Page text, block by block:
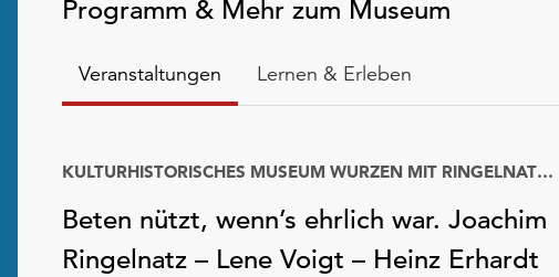
Programm & Mehr zum Museum
Veranstaltungen Lernen & Erleben
Beten nützt, wenn’s ehrlich war. Joachim
Ringelnatz – Lene Voigt – Heinz Erhardt
KULTURHISTORISCHES MUSEUM WURZEN MIT RINGELNATZ-SAMMLUNG